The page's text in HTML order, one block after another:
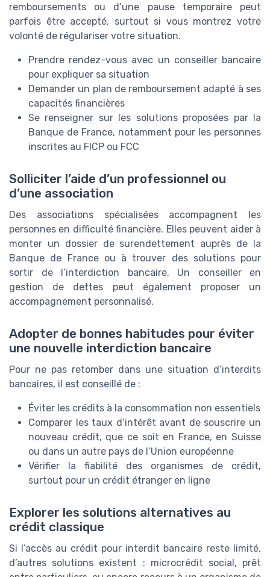
remboursements ou d’une pause temporaire peut
parfois être accepté, surtout si vous montrez votre
volonté de régulariser votre situation.
Prendre rendez-vous avec un conseiller bancaire
pour expliquer sa situation
Demander un plan de remboursement adapté à ses
capacités financières
Se renseigner sur les solutions proposées par la
Banque de France, notamment pour les personnes
inscrites au FICP ou FCC
Solliciter l’aide d’un professionnel ou
d’une association
Des associations spécialisées accompagnent les
personnes en difficulté financière. Elles peuvent aider à
monter un dossier de surendettement auprès de la
Banque de France ou à trouver des solutions pour
sortir de l’interdiction bancaire. Un conseiller en
gestion de dettes peut également proposer un
accompagnement personnalisé.
Adopter de bonnes habitudes pour éviter
une nouvelle interdiction bancaire
Pour ne pas retomber dans une situation d’interdits
bancaires, il est conseillé de :
Éviter les crédits à la consommation non essentiels
Comparer les taux d’intérêt avant de souscrire un
nouveau crédit, que ce soit en France, en Suisse
ou dans un autre pays de l’Union européenne
Vérifier la fiabilité des organismes de crédit,
surtout pour un crédit étranger en ligne
Explorer les solutions alternatives au
crédit classique
Si l’accès au crédit pour interdit bancaire reste limité,
d’autres solutions existent : microcrédit social, prêt